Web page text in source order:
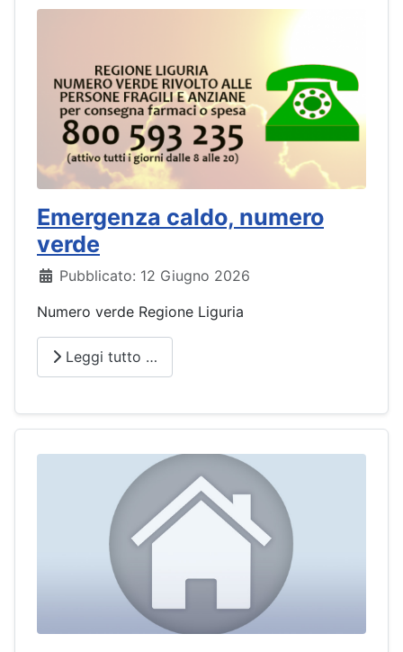
Emergenza caldo, numero
verde
Dettagli
Pubblicato: 12 Giugno 2026
Numero verde Regione Liguria
Leggi tutto …